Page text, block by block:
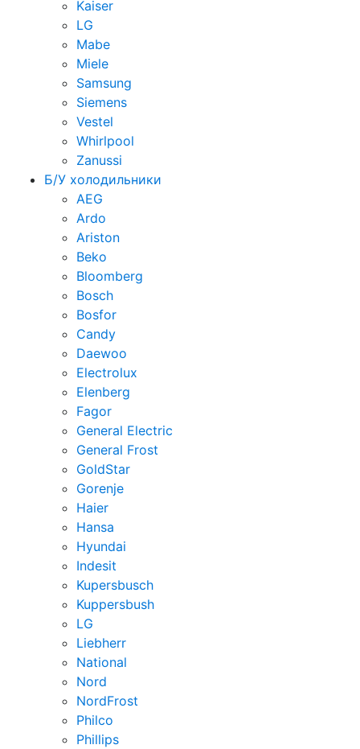
Kaiser
LG
Mabe
Miele
Samsung
Siemens
Vestel
Whirlpool
Zanussi
Б/У холодильники
AEG
Ardo
Ariston
Beko
Bloomberg
Bosch
Bosfor
Candy
Daewoo
Electrolux
Elenberg
Fagor
General Electric
General Frost
GoldStar
Gorenje
Haier
Hansa
Hyundai
Indesit
Kupersbusch
Kuppersbush
LG
Liebherr
National
Nord
NordFrost
Philco
Phillips